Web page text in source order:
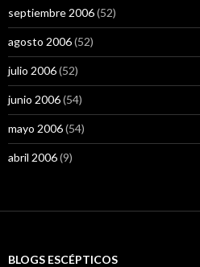
septiembre 2006(52)
agosto 2006(52)
julio 2006(52)
junio 2006(54)
mayo 2006(54)
abril 2006(9)
BLOGS ESCÉPTICOS